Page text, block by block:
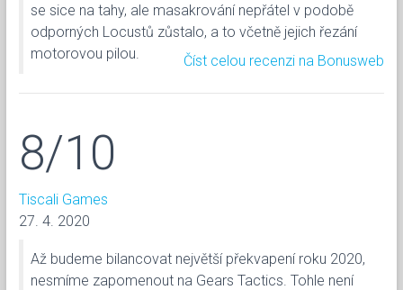
se sice na tahy, ale masakrování nepřátel v podobě
odporných Locustů zůstalo, a to včetně jejich řezání
motorovou pilou.
Číst celou recenzi na Bonusweb
8/10
Tiscali Games
27. 4. 2020
Až budeme bilancovat největší překvapení roku 2020,
nesmíme zapomenout na Gears Tactics. Tohle není